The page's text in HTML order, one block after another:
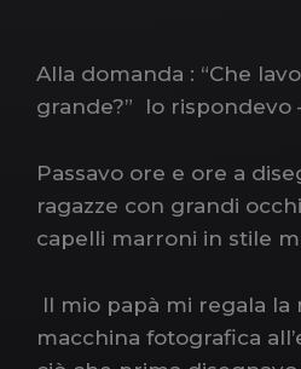
Alla domanda : “Che
grande?” Io rispondevo
Passavo ore e ore a
ragazze con grandi
capelli marroni in stile
Il mio papà mi regala la
macchina fotografica